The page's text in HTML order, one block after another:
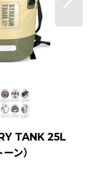
TANK 25L
ン）